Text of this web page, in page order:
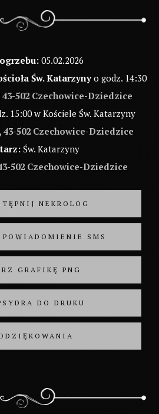
05.02.2026
Św. Katarzynyo godz. 14:30
502 Czechowice-Dziedzice
15:00 w Kościele Św. Katarzyny
502 Czechowice-Dziedzice
Św. Katarzyny
502 Czechowice-Dziedzice
NEKROLOG
POWIADOMIENIE SMS
GRAFIKĘ PNG
DO DRUKU